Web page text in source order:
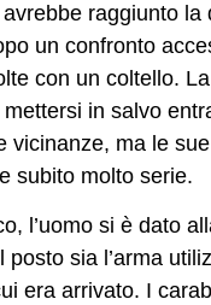
avrebbe raggiunto la
un confronto
con un coltello.
in salvo
vicinanze, ma le
subito molto serie.
l’uomo si è dato
posto sia l’arma
era arrivato. I